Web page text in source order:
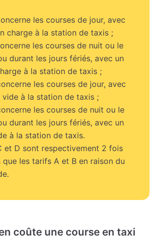
les courses de jour, avec
charge à la station de taxis ;
les courses de nuit ou le
durant les jours fériés, avec un
à la station de taxis ;
les courses de jour, avec
vide à la station de taxis ;
les courses de nuit ou le
durant les jours fériés, avec un
à la station de taxis.
et D sont respectivement 2 fois
que les tarifs A et B en raison du
coûte une course en taxi